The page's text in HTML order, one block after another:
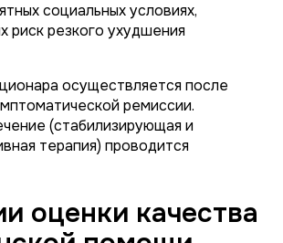
социальных условиях,
резкого ухудшения
осуществляется после
ремиссии.
(стабилизирующая и
терапия) проводится
оценки качества